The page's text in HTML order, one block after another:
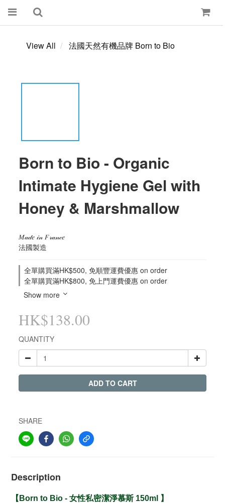
View All 法國天然有機品牌 Born to Bio
Born to Bio - Organic
Intimate Hygiene Gel with
Honey & Marshmallow
𝑀𝒶𝒹𝑒 𝒾𝓃 𝐹𝓇𝒶𝓃𝒸𝑒
法國製造
全單購買滿HK$500, 免順豐運費優惠 on order
全單購買滿HK$800, 免上門運費優惠 on order
Show more
HK$138.00
QUANTITY
ADD TO CART
SHARE
Description
【 Born to Bio - 女性私密潔淨慕斯 150ml 】